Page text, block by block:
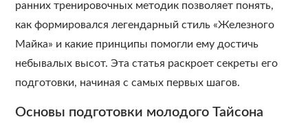
ранних тренировочных методик позволяет понять,
как формировался легендарный стиль «Железного
Майка» и какие принципы помогли ему достичь
небывалых высот. Эта статья раскроет секреты его
подготовки, начиная с самых первых шагов.
Основы подготовки молодого Тайсона